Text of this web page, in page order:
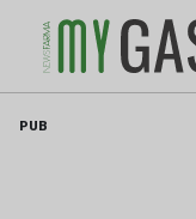
PUB